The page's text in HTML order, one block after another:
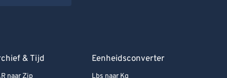
& Tijd
naar Zip
Eenheidsconverter
Lbs naar Kg